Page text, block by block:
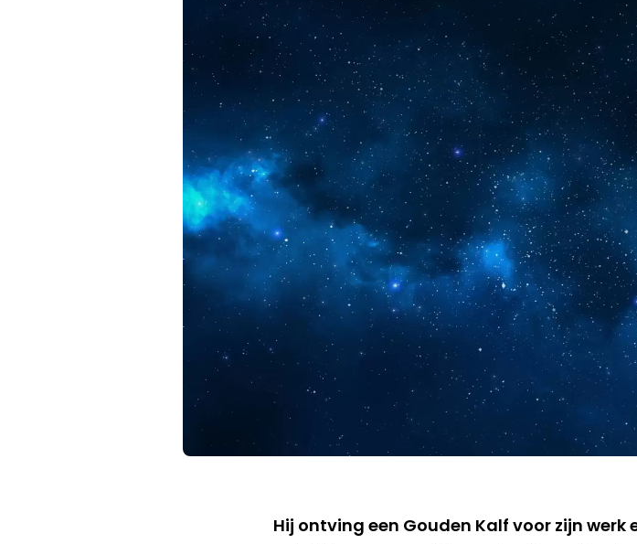
Hij ontving een Gouden Kalf voor zijn